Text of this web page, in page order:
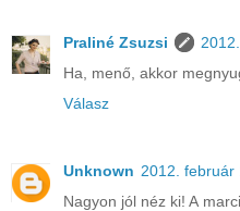
Praliné Zsuzsi
Ha, menő, akkor
Válasz
Unknown 2012. február
Nagyon jól néz ki! A